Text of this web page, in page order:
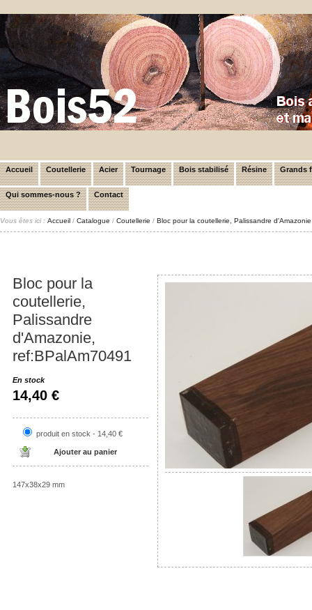
Accueil Coutellerie Acier Tournage Bois stabilisé Résine Grands
Qui sommes-nous ? Contact
Vous êtes ici : Accueil / Catalogue / Coutellerie / Bloc pour la coutellerie, Palissandre
Bloc pour la
coutellerie,
Palissandre
d'Amazonie,
ref:BPalAm70491
En stock
14,40 €
produit en stock - 14,40 €
147x38x29 mm